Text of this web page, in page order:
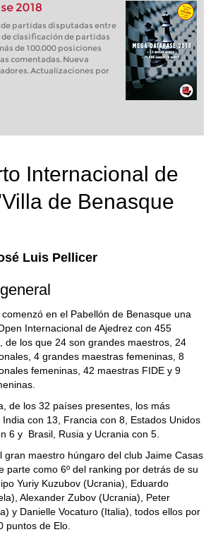
2018
de partidas disputadas entre
de clasificación de partidas
de 100.000 posiciones
comentadas. Nueva
Actualizaciones por
Internacional de
de Benasque
Luis Pellicer
en el Pabellón de Benasque una
Internacional de Ajedrez con 455
de los que 24 son grandes maestros, 24
4 grandes maestras femeninas, 8
femeninas, 42 maestras FIDE y 9
de los 32 países presentes, los más
con 13, Francia con 8, Estados Unidos
6 y Brasil, Rusia y Ucrania con 5.
gran maestro húngaro del club Jaime Casas
parte como 6º del ranking por detrás de su
Yuriy Kuzubov (Ucrania), Eduardo
Alexander Zubov (Ucrania), Peter
y Danielle Vocaturo (Italia), todos ellos por
puntos de Elo.